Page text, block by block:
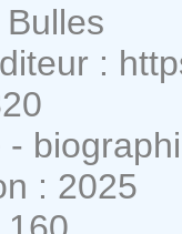
:
-
: 2025